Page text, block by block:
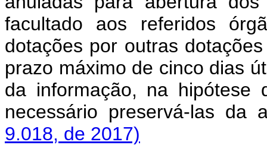
facultado aos referidos
dotações por outras
prazo máximo de cinco dias
da informação, na hipótese
necessário preservá-las da
9.018, de 2017)